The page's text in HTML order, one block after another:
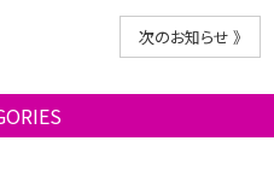
次のお知らせ 》